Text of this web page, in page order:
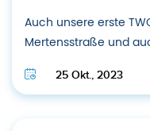
Auch unsere erste
Mertensstraße und
25 Okt., 2023